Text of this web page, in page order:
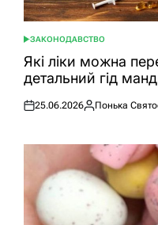
ОПУБЛІКУВАТИ
У
ЗАКОНОДАВСТВО
Які ліки можна
детальний гід
Оприлюднено
25.06.2026
Опубліковано
Понька